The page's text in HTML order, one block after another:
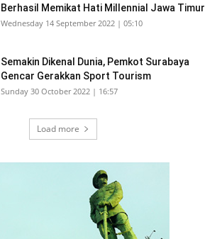
Berhasil Memikat Hati Millennial Jawa Timur
Wednesday 14 September 2022 | 05:10
Semakin Dikenal Dunia, Pemkot Surabaya
Gencar Gerakkan Sport Tourism
Sunday 30 October 2022 | 16:57
Load more